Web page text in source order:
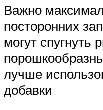
Важно
посторонних
могут спугнуть
лучше
добавки